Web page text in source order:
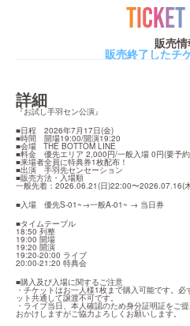
販売情
販売終了したチ
詳細
『お試し手羽セン公演』
■日程　2026年7月17日(金)
■時間　開場19:00/開演19:20
■会場   THE BOTTOM LINE
■料金　優先エリア 2,000円/一般入場 0円(要予
■来場者全員に特典券1枚配布！
■出演　手羽先センセーション
■販売方法・入場順
一般先着：2026.06.21(日)22:00〜2026.07.16(
■入場　優先S-01~→一般A-01~ → 当日券
■タイムテーブル
18:50 列整
19:00 開場
19:20 開演
19:20-20:00 ライブ
20:00-21:20 特典会
■購入及び入場に関するご注意
・チケットはお一人様1枚まで購入可能です。
ット共通して譲渡不可です。
・ライブ当日、本人確認のため身分証明証をご
おかけしますがご協力よろしくお願いします。